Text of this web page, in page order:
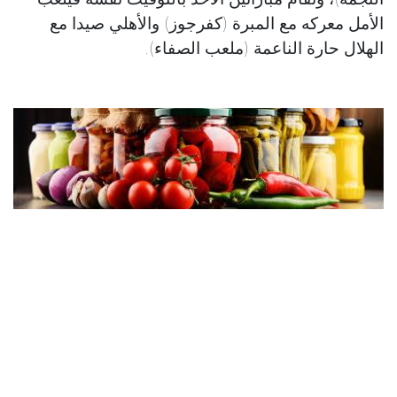
الأمل معركه مع المبرة (كفرجوز) والأهلي صيدا مع
الهلال حارة الناعمة (ملعب الصفاء).